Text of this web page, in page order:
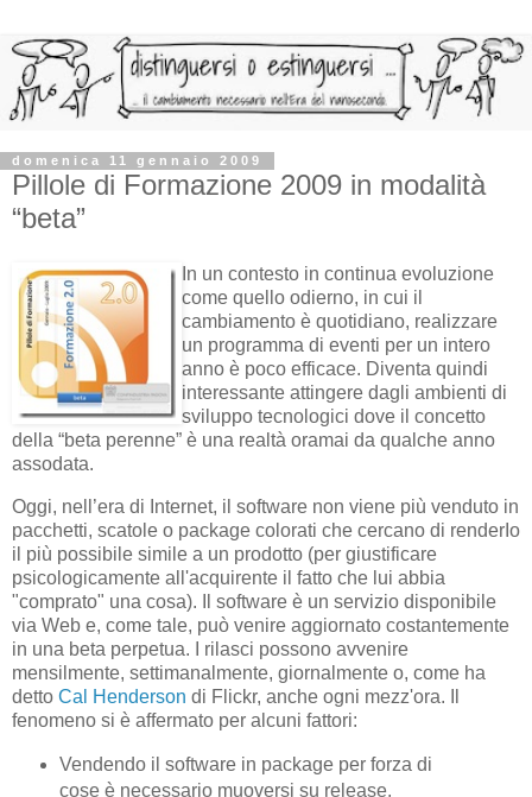
domenica 11 gennaio 2009
Pillole di Formazione 2009 in modalità
“beta”
In un contesto in continua evoluzione
come quello odierno, in cui il
cambiamento è quotidiano, realizzare
un programma di eventi per un intero
anno è poco efficace. Diventa quindi
interessante attingere dagli ambienti di
sviluppo tecnologici dove il concetto
della “beta perenne” è una realtà oramai da qualche anno
assodata.
Oggi, nell’era di Internet, il software non viene più venduto in
pacchetti, scatole o package colorati che cercano di renderIo
il più possibile simile a un prodotto (per giustificare
psicologicamente all'acquirente il fatto che lui abbia
"comprato" una cosa). Il software è un servizio disponibile
via Web e, come tale, può venire aggiornato costantemente
in una beta perpetua. I rilasci possono avvenire
mensilmente, settimanalmente, giornalmente o, come ha
detto Cal Henderson di Flickr, anche ogni mezz'ora. Il
fenomeno si è affermato per alcuni fattori:
Vendendo il software in package per forza di
cose è necessario muoversi su release.